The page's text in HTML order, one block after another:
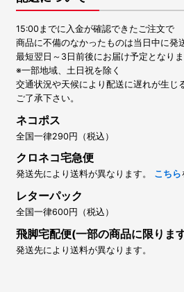
15:00までに入金が確認できたご注文で
商品に不備のなかったものは当日中に発
最短翌日～3日前後にお届け予定となりま
※一部地域、土日祝を除く
交通状況や天候により配送に遅れが生じ
ご了承下さい。
ネコポス
全国一律290円（税込）
クロネコ宅急便
発送先により送料が異なります。 こちら
レターパック
全国一律600円（税込）
飛脚宅配便(一部の商品に限りま
発送先により送料が異なります。